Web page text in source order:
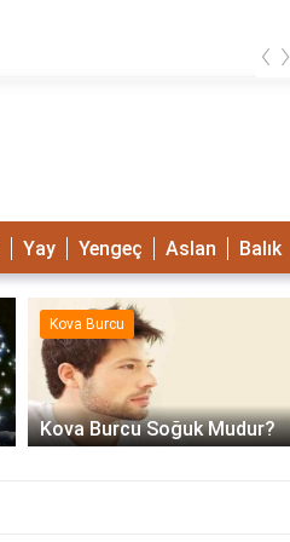
‹ ›
Yay Yengeç Aslan Balık
Kova Burcu
Kova Burcu Soğuk Mudur?